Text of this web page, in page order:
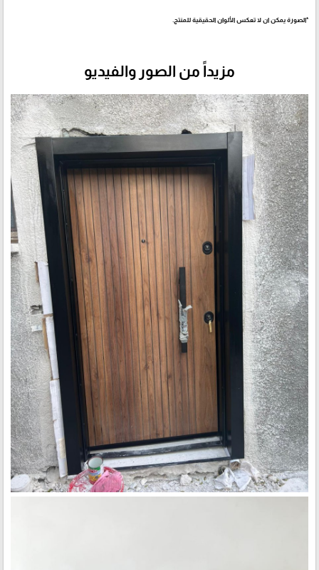
*الصورة يمكن ان لا تعكس الألوان الحقيقية للمنتج.
مزيداً من الصور والفيديو